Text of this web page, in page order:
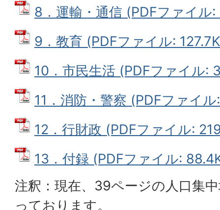
8．運輸・通信 (PDFファイル:
9．教育 (PDFファイル:
10．市民生活 (PDFファイル:
11．消防・警察 (PDFファイ
12．行財政 (PDFファイル:
13．付録 (PDFファイル:
注釈：現在、39ページの人口集
っております。